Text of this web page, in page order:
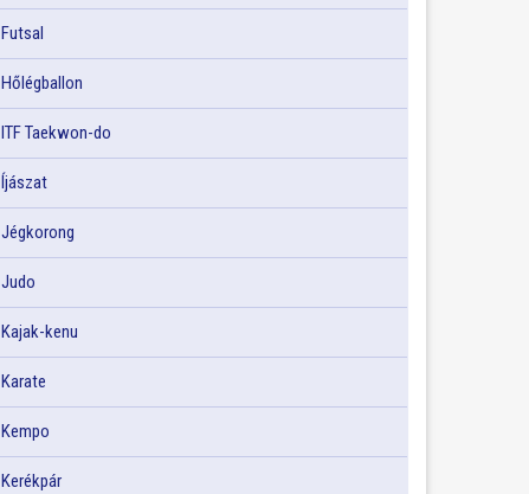
Futsal
Hőlégballon
ITF Taekwon-do
Íjászat
Jégkorong
Judo
Kajak-kenu
Karate
Kempo
Kerékpár